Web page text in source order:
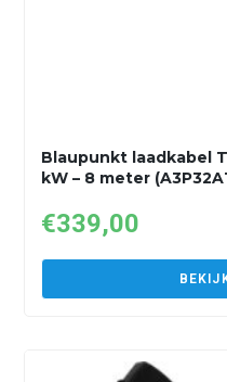
Blaupunkt laadkabel
kW – 8 meter
€339,00